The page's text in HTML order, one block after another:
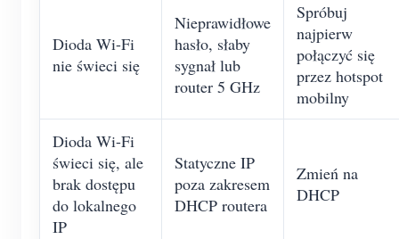
Dioda Wi-Fi
nie świeci się
Nieprawidłowe
hasło, słaby
sygnał lub
router 5 GHz
Spróbuj
najpierw
połączyć się
przez hotspot
mobilny
Dioda Wi-Fi
świeci się, ale
brak dostępu
do lokalnego
IP
Statyczne IP
poza zakresem
DHCP routera
Zmień na
DHCP